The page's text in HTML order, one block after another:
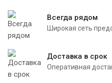
Всегда рядом
Широкая сеть
Доставка в срок
Оперативная